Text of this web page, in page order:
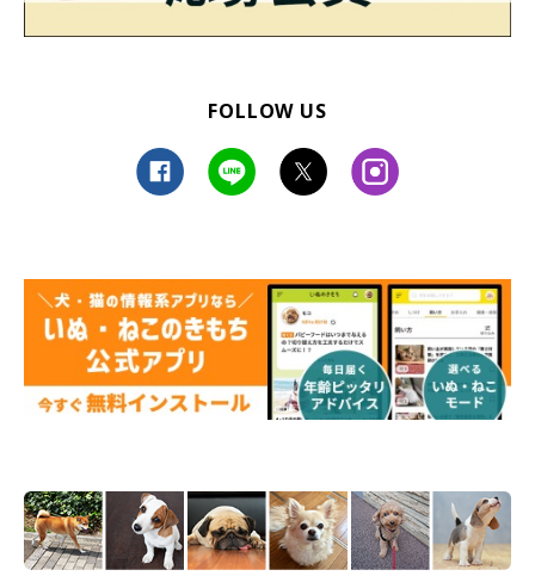
●客観的な判断も大事。愛犬の体型判断に迷ったら獣医師を頼り
長毛や被毛の量が多いなどでチェックしてもよくわからなかった
り、もしかしたら肥満かもと思ったりしたら、獣医師に判断して
もらいましょう。飼い主さんの判断は甘くなりがちなので、ぜひ
動物病院で正しく診断してもらって。
命にかかわる病気を引き起こしたり、呼吸器障害、関節への負担
などなど、ほおっておいてよいことはありません。今すぐ飼い主
さんが意識改革するようにしましょう。
FOLLOW US